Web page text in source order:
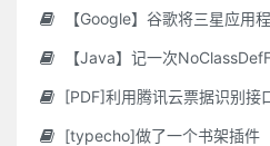
【Google】谷歌将三星应用程序标
【Java】记一次
[PDF]利用腾讯云票据识别接
[typecho]做了一个书架插件